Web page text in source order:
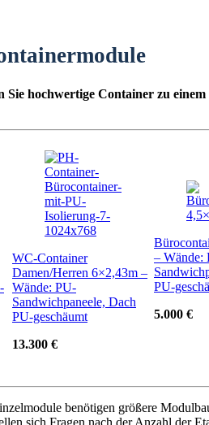
Sie hochwertige Container zu einem
WC-Container
Damen/Herren 6×2,43m –
Wände: PU-
Sandwichpaneele, Dach
PU-geschäumt
13.300 €
– Wände:
PU-
5.000 €
benötigen größere
sich Fragen nach der Anzahl der